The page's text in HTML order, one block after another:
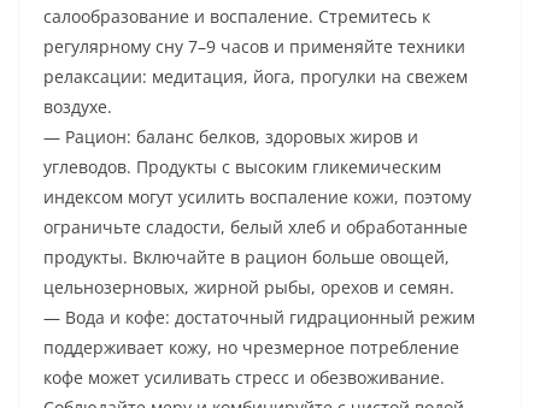
салообразование и воспаление. Стремитесь к
регулярному сну 7–9 часов и применяйте техники
релаксации: медитация, йога, прогулки на свежем
воздухе.
— Рацион: баланс белков, здоровых жиров и
углеводов. Продукты с высоким гликемическим
индексом могут усилить воспаление кожи, поэтому
ограничьте сладости, белый хлеб и обработанные
продукты. Включайте в рацион больше овощей,
цельнозерновых, жирной рыбы, орехов и семян.
— Вода и кофе: достаточный гидрационный режим
поддерживает кожу, но чрезмерное потребление
кофе может усиливать стресс и обезвоживание.